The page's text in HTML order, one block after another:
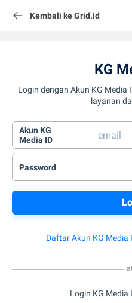
Kembali ke Grid.id
KG
Login dengan Akun KG
layanan
Akun KG
Media ID
Password
Daftar Akun KG Media
Login KG Media